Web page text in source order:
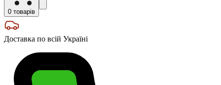
0 товарів
Доставка по всій Україні